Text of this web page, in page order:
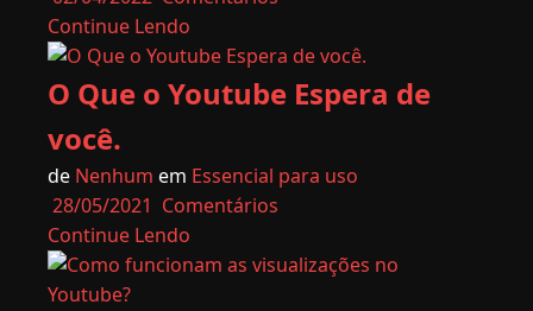
Continue Lendo
O Que o Youtube Espera de
você.
de Nenhum em Essencial para uso
28/05/2021 Comentários
Continue Lendo